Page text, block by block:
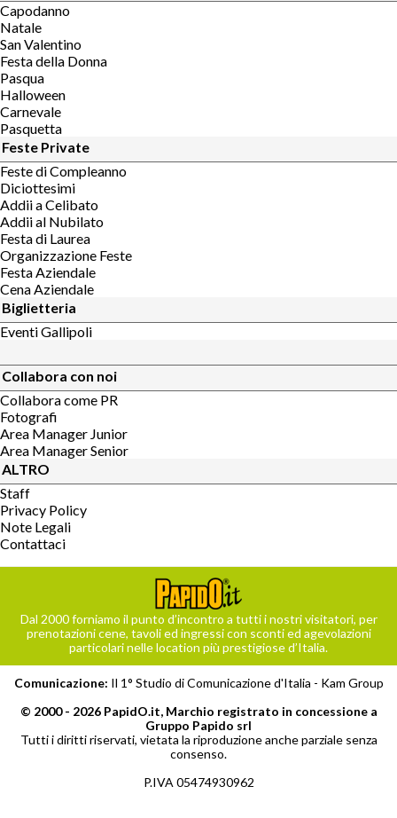
Capodanno
Natale
San Valentino
Festa della Donna
Pasqua
Halloween
Carnevale
Pasquetta
Feste Private
Feste di Compleanno
Diciottesimi
Addii a Celibato
Addii al Nubilato
Festa di Laurea
Organizzazione Feste
Festa Aziendale
Cena Aziendale
Biglietteria
Eventi Gallipoli
Collabora con noi
Collabora come PR
Fotografi
Area Manager Junior
Area Manager Senior
ALTRO
Staff
Privacy Policy
Note Legali
Contattaci
Dal 2000 forniamo il punto d’incontro a tutti i nostri visitatori, per
prenotazioni cene, tavoli ed ingressi con sconti ed agevolazioni
particolari nelle location più prestigiose d’Italia.
Comunicazione: Il 1° Studio di Comunicazione d'Italia - Kam Group
© 2000 - 2026 PapidO.it, Marchio registrato in concessione a
Gruppo Papido srl
Tutti i diritti riservati, vietata la riproduzione anche parziale senza
consenso.
P.IVA 05474930962